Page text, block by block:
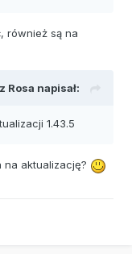
również są na
Rosa napisał:
1.43.5
aktualizację?